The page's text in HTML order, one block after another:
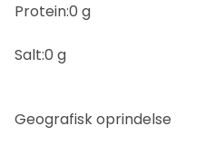
Protein:0 g
Salt:0 g
Geografisk oprindelse